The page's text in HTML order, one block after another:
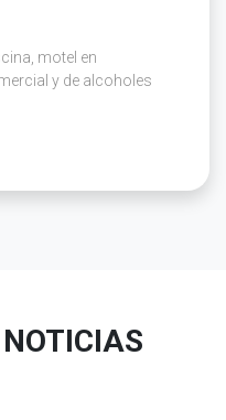
motel en
y de alcoholes